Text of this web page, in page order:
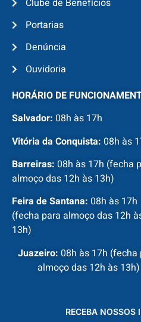
Clube de Benefícios
Portarias
Denúncia
Ouvidoria
HORÁRIO DE
Salvador: 08h às 17h
Vitória da Conquista: 08h às
Barreiras: 08h às 17h (fecha
almoço das 12h às 13h)
Feira de Santana: 08h às 17h
(fecha para almoço das 12h
13h)
Juazeiro: 08h às 17h (fecha
almoço das 12h às 13h)
RECEBA NOSSOS